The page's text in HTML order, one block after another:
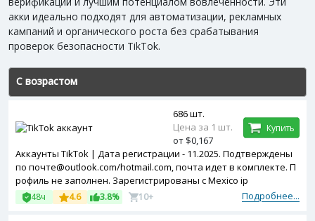
акки идеально подходят для автоматизации, рекламных
кампаний и органического роста без срабатывания
проверок безопасности TikTok.
С возрастом
Аккаунты TikTok | Дата регистрации - 11.2025. Подтверждены
по почте@outlook.com/hotmail.com, почта идет в комплекте. П
рофиль не заполнен. Зарегистрированы с Mexico ip
Подробнее...
48ч 4.6 3.8% 10+
686 шт.
Цена за 1 шт.
от $0,167
Купить